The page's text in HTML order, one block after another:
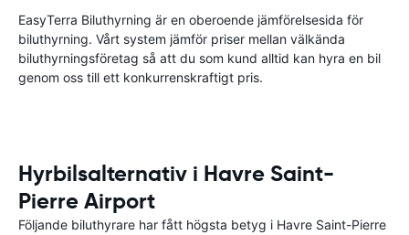
EasyTerra Biluthyrning är en oberoende jämförelsesida för
biluthyrning. Vårt system jämför priser mellan välkända
biluthyrningsföretag så att du som kund alltid kan hyra en bil
genom oss till ett konkurrenskraftigt pris.
Hyrbilsalternativ i Havre Saint-
Pierre Airport
Följande biluthyrare har fått högsta betyg i Havre Saint-Pierre